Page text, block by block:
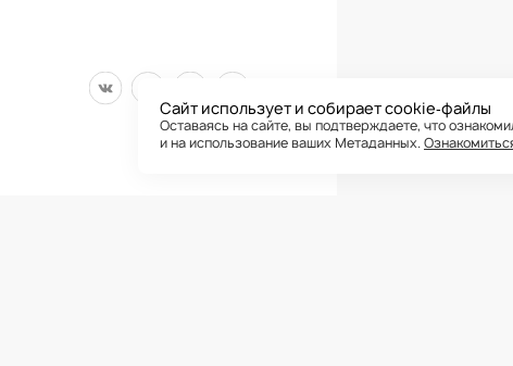
Сайт использует и собирает cookie‑файлы
Оставаясь на сайте, вы подтверждаете, что
и на использование ваших Метаданных.